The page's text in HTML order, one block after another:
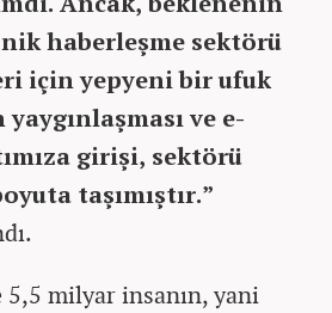
haberleşme sektörü
için yepyeni bir ufuk
ve e-
girişi, sektörü
taşımıştır.”
milyar insanın, yani